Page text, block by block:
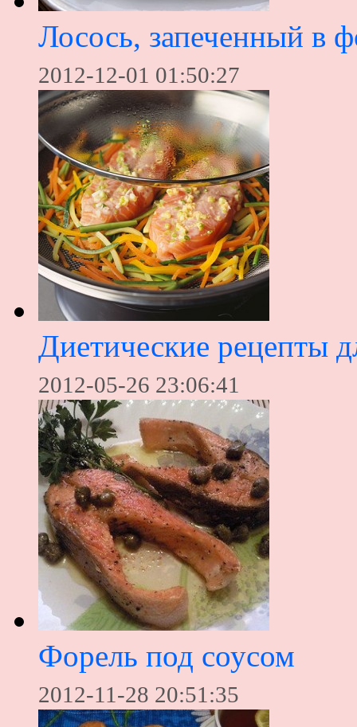
Лосось, запеченный в
2012-12-01 01:50:27
Диетические рецепты
2012-05-26 23:06:41
Форель под соусом
2012-11-28 20:51:35